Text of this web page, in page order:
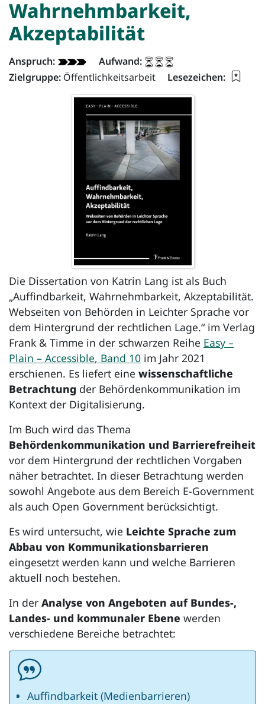
Wahrnehmbarkeit,
Akzeptabilität
Dokument - Info:
Anspruch:
Aufwand:
Zielgruppe: Öffentlichkeitsarbeit Lesezeichen:
Die Dissertation von Katrin Lang ist als Buch
„Auffindbarkeit, Wahrnehmbarkeit, Akzeptabilität.
Webseiten von Behörden in Leichter Sprache vor
dem Hintergrund der rechtlichen Lage.“ im Verlag
Frank & Timme in der schwarzen Reihe Easy –
Plain – Accessible, Band 10 im Jahr 2021
erschienen. Es liefert eine wissenschaftliche
Betrachtung der Behördenkommunikation im
Kontext der Digitalisierung.
Im Buch wird das Thema
Behördenkommunikation und Barrierefreiheit
vor dem Hintergrund der rechtlichen Vorgaben
näher betrachtet. In dieser Betrachtung werden
sowohl Angebote aus dem Bereich E-Government
als auch Open Government berücksichtigt.
Es wird untersucht, wie Leichte Sprache zum
Abbau von Kommunikationsbarrieren
eingesetzt werden kann und welche Barrieren
aktuell noch bestehen.
In der Analyse von Angeboten auf Bundes-,
Landes- und kommunaler Ebene werden
verschiedene Bereiche betrachtet:
Auffindbarkeit (Medienbarrieren)